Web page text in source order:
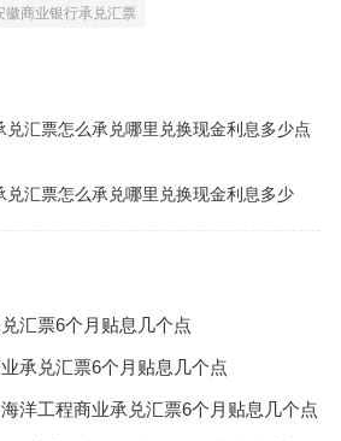
徽商业银行承兑汇票
汇票怎么承兑哪里兑换现金利息多少点
汇票怎么承兑哪里兑换现金利息多少
汇票6个月贴息几个点
承兑汇票6个月贴息几个点
洋工程商业承兑汇票6个月贴息几个点